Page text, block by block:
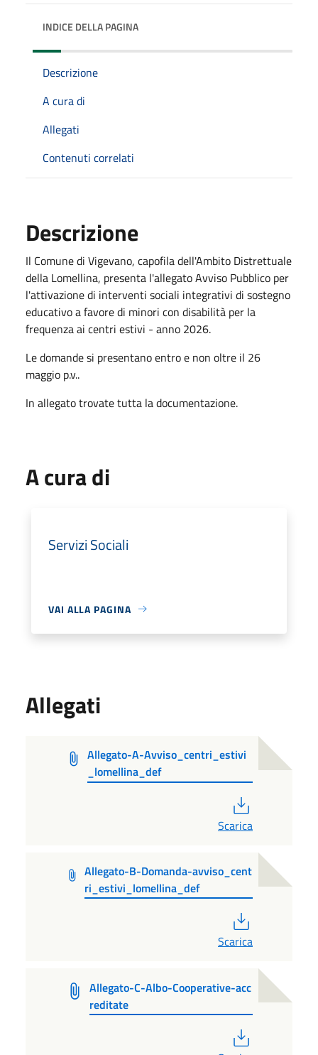
INDICE DELLA PAGINA
Descrizione
A cura di
Allegati
Contenuti correlati
Descrizione
Il Comune di Vigevano, capofila dell'Ambito Distrettuale
della Lomellina, presenta l'allegato Avviso Pubblico per
l'attivazione di interventi sociali integrativi di sostegno
educativo a favore di minori con disabilità per la
frequenza ai centri estivi - anno 2026.
Le domande si presentano entro e non oltre il 26
maggio p.v..
In allegato trovate tutta la documentazione.
A cura di
Servizi Sociali
VAI ALLA PAGINA
Allegati
Allegato-A-Avviso_centri_estivi
_lomellina_def
Scarica
Allegato-B-Domanda-avviso_cent
ri_estivi_lomellina_def
Scarica
Allegato-C-Albo-Cooperative-acc
reditate